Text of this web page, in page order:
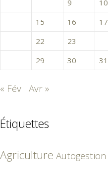
9 10
15 16 17
22 23
29 30 31
« Fév Avr »
Étiquettes
Agriculture Autogestion